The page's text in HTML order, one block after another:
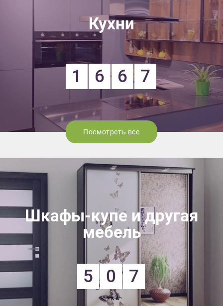
Кухни
1 6 6 7
Посмотреть все
Шкафы-купе и другая
мебель
5 0 7